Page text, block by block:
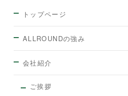
トップページ
ALLROUNDの強み
会社紹介
ご挨拶